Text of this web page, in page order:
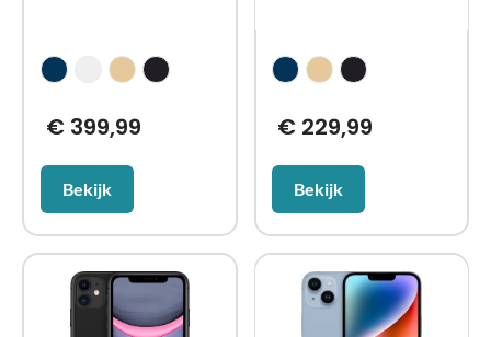
€399,99
Bekijk
€ 229,99
Bekijk